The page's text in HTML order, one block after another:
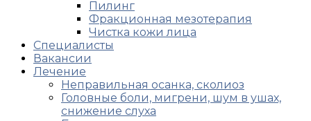
Пилинг
Фракционная мезотерапия
Чистка кожи лица
Специалисты
Вакансии
Лечение
Неправильная осанка, сколиоз
Головные боли, мигрени, шум в ушах,
снижение слуха